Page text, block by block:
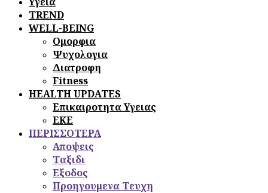
TREND
WELL-BEING
Ομορφια
Ψυχολογια
Διατροφη
Fitness
HEALTH UPDATES
Επικαιροτητα Υγειας
ΕΚΕ
ΠΕΡΙΣΣΟΤΕΡΑ
Αποψεις
Ταξιδι
Εξοδος
Προηγουμενα Τευχη